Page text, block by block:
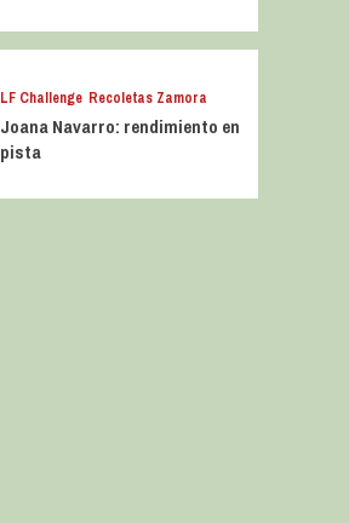
LF Challenge Recoletas Zamora
Joana Navarro: rendimiento en
pista